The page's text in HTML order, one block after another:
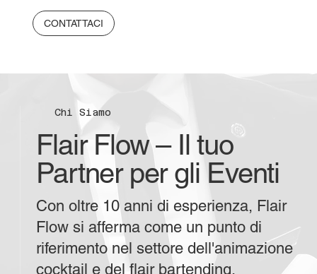
CONTATTACI
Chi Siamo
Flair Flow – Il tuo
Partner per gli Eventi
Con oltre 10 anni di esperienza, Flair
Flow si afferma come un punto di
riferimento nel settore dell'animazione
cocktail e del flair bartending.